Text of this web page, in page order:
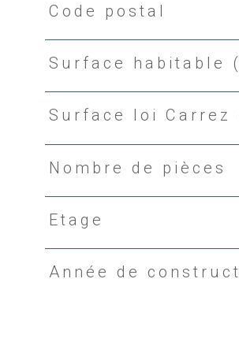
Caractéristiques
Code postal
Surface habitable
Surface loi Carrez
Nombre de pièces
Etage
Année de